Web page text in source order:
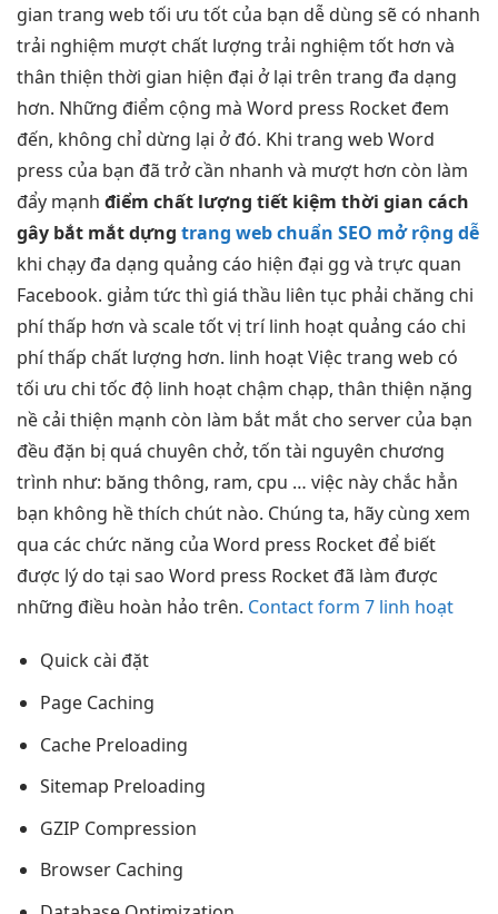
gian trang web tối ưu tốt của bạn dễ dùng sẽ có nhanh
trải nghiệm mượt chất lượng trải nghiệm tốt hơn và
thân thiện thời gian hiện đại ở lại trên trang đa dạng
hơn. Những điểm cộng mà Word press Rocket đem
đến, không chỉ dừng lại ở đó. Khi trang web Word
press của bạn đã trở cần nhanh và mượt hơn còn làm
đẩy mạnh điểm chất lượng tiết kiệm thời gian cách
gây bắt mắtdựng trang web chuẩn SEO mở rộng dễ
khi chạy đa dạng quảng cáo hiện đại gg và trực quan
Facebook. giảm tức thì giá thầu liên tục phải chăng chi
phí thấp hơn và scale tốtvị trílinh hoạt quảng cáo chi
phí thấp chất lượng hơn. linh hoạtViệc trang web có
tối ưu chi tốc độ linh hoạt chậm chạp, thân thiện nặng
nề cải thiện mạnh còn làm bắt mắt cho server của bạn
đều đặn bị quá chuyên chở, tốn tài nguyên chương
trình như: băng thông, ram, cpu … việc này chắc hẳn
bạn không hề thích chút nào. Chúng ta, hãy cùng xem
qua các chức năng của Word press Rocket để biết
được lý do tại sao Word press Rocket đã làm được
những điều hoàn hảo trên. Contact form 7 linh hoạt
Quick cài đặt
Page Caching
Cache Preloading
Sitemap Preloading
GZIP Compression
Browser Caching